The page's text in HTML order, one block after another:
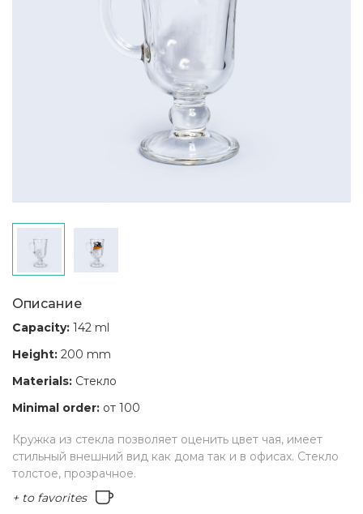
Описание
Capacity: 142 ml
Height: 200 mm
Materials: Стекло
Minimal order: от 100
Кружка из стекла позволяет оценить цвет чая, имеет
стильный внешний вид как дома так и в офисах. Стекло
толстое, прозрачное.
+ to favorites